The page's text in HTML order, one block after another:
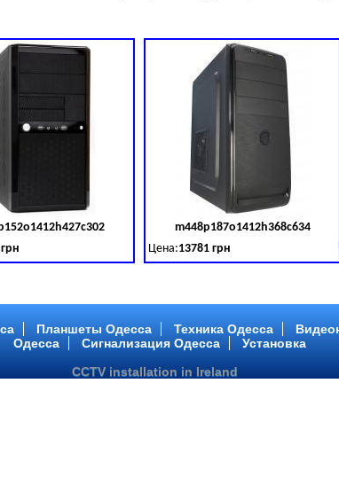
MHz) HDD: TOSHIBA 500 GB (SATA III)
Код товара:379029
2 ядра 3.40GHz,ОЗУ: 2 GB, DDR 3 (1600 MHz) HDD: TOSHIBA
m448p187o1412h368c634
Цена:13781 грн
Intel Core ™ i5 2 ядра 2.90GHz,ОЗУ: 2
Планшеты Одесса Техника Одесса
Одесса
Сигнализация Одесса Установка
CCTV installation in Ireland